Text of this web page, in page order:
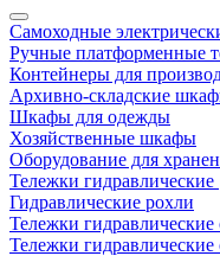
Самоходные
Ручные платформенные
Контейнеры для
Архивно-складские
Шкафы для одежды
Хозяйственные шкафы
Оборудование для
Тележки гидравлические
Гидравлические рохли
Тележки гидравлические
Тележки